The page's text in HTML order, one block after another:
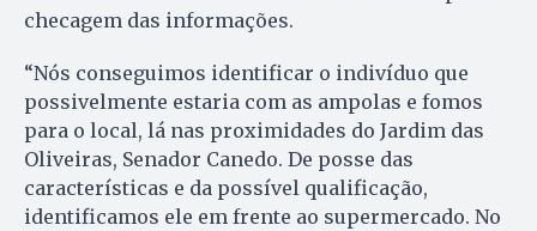
checagem das informações.
“Nós conseguimos identificar o indivíduo que
possivelmente estaria com as ampolas e fomos
para o local, lá nas proximidades do Jardim das
Oliveiras, Senador Canedo. De posse das
características e da possível qualificação,
identificamos ele em frente ao supermercado. No